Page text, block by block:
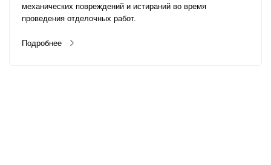
механических повреждений и истираний во время
проведения отделочных работ.
Подробнее